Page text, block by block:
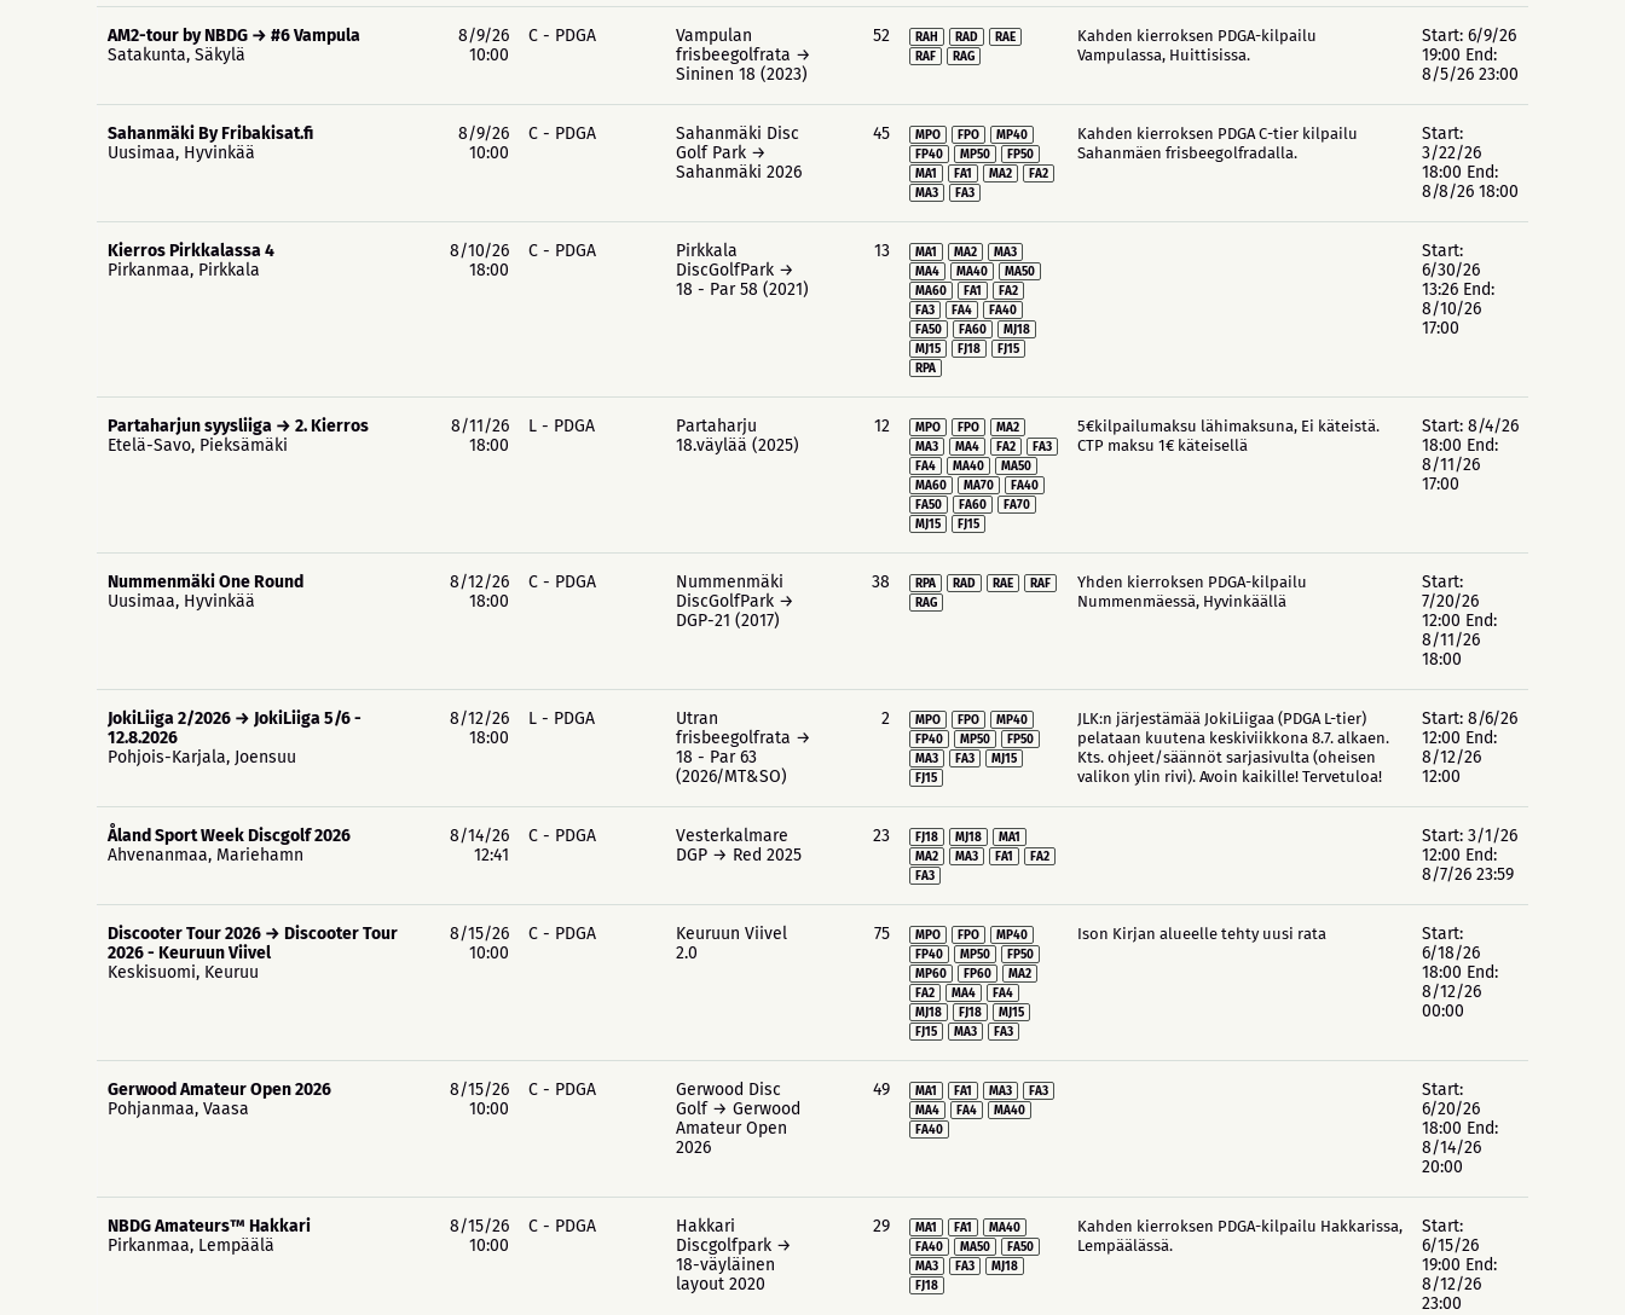
AM2-tour by NBDG → #6 Vampula
Satakunta, Säkylä
8/9/26
10:00
C - PDGA
Vampulan
frisbeegolfrata →
Sininen 18 (2023)
52 RAH RAD
RAE
RAF
RAG
Kahden kierroksen PDGA-kilpailu
Vampulassa, Huittisissa.
Start: 6/9/26
19:00 End:
8/5/26 23:00
Sahanmäki By Fribakisat.fi
Uusimaa, Hyvinkää
8/9/26
10:00
C - PDGA
Sahanmäki Disc
Golf Park →
Sahanmäki 2026
45 MPO FPO
MP40
FP40
MP50
FP50
MA1
FA1 MA2
FA2
MA3
FA3
Kahden kierroksen PDGA C-tier kilpailu
Sahanmäen frisbeegolfradalla.
Start:
3/22/26
18:00 End:
8/8/26 18:00
Kierros Pirkkalassa 4
Pirkanmaa, Pirkkala
8/10/26
18:00
C - PDGA
Pirkkala
DiscGolfPark →
18 - Par 58 (2021)
13 MA1 MA2
MA3
MA4
MA40
MA50
MA60
FA1
FA2
FA3
FA4
FA40
FA50
FA60
MJ18
MJ15
FJ18
FJ15
RPA
Start:
6/30/26
13:26 End:
8/10/26
17:00
Partaharjun syysliiga → 2. Kierros
Etelä-Savo, Pieksämäki
8/11/26
18:00
L - PDGA
Partaharju
18.väylää (2025)
12 MPO FPO
MA2
MA3
MA4 FA2
FA3
FA4
MA40
MA50
MA60
MA70
FA40
FA50
FA60
FA70
MJ15
FJ15
5€kilpailumaksu lähimaksuna, Ei käteistä.
CTP maksu 1€ käteisellä
Start: 8/4/26
18:00 End:
8/11/26
17:00
Nummenmäki One Round
Uusimaa, Hyvinkää
8/12/26
18:00
C - PDGA
Nummenmäki
DiscGolfPark →
DGP-21 (2017)
38 RPA RAD RAE
RAF
RAG
Yhden kierroksen PDGA-kilpailu
Nummenmäessä, Hyvinkäällä
Start:
7/20/26
12:00 End:
8/11/26
18:00
JokiLiiga 2/2026 → JokiLiiga 5/6 -
12.8.2026
Pohjois-Karjala, Joensuu
8/12/26
18:00
L - PDGA
Utran
frisbeegolfrata →
18 - Par 63
(2026/MT&SO)
2 MPO FPO
MP40
FP40
MP50
FP50
MA3
FA3
MJ15
FJ15
JLK:n järjestämää JokiLiigaa (PDGA L-tier)
pelataan kuutena keskiviikkona 8.7. alkaen.
Kts. ohjeet/säännöt sarjasivulta (oheisen
valikon ylin rivi). Avoin kaikille! Tervetuloa!
Start: 8/6/26
12:00 End:
8/12/26
12:00
Åland Sport Week Discgolf 2026
Ahvenanmaa, Mariehamn
8/14/26
12:41
C - PDGA
Vesterkalmare
DGP → Red 2025
23 FJ18 MJ18
MA1
MA2
MA3 FA1
FA2
FA3
Start: 3/1/26
12:00 End:
8/7/26 23:59
Discooter Tour 2026 → Discooter Tour
2026 - Keuruun Viivel
Keskisuomi, Keuruu
8/15/26
10:00
C - PDGA
Keuruun Viivel
2.0
75 MPO FPO
MP40
FP40
MP50
FP50
MP60
FP60
MA2
FA2
MA4
FA4
MJ18
FJ18
MJ15
FJ15
MA3 FA3
Ison Kirjan alueelle tehty uusi rata
Start:
6/18/26
18:00 End:
8/12/26
00:00
Gerwood Amateur Open 2026
Pohjanmaa, Vaasa
8/15/26
10:00
C - PDGA
Gerwood Disc
Golf → Gerwood
Amateur Open
2026
49 MA1 FA1 MA3
FA3
MA4
FA4
MA40
FA40
Start:
6/20/26
18:00 End:
8/14/26
20:00
NBDG Amateurs™ Hakkari
Pirkanmaa, Lempäälä
8/15/26
10:00
C - PDGA
Hakkari
Discgolfpark →
18-väyläinen
layout 2020
29 MA1 FA1
MA40
FA40
MA50
FA50
MA3
FA3
MJ18
FJ18
Kahden kierroksen PDGA-kilpailu Hakkarissa,
Lempäälässä.
Start:
6/15/26
19:00 End:
8/12/26
23:00